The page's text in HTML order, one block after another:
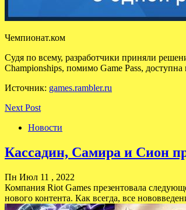
Чемпионат.ком
Судя по всему, разработчики приняли
Championships, помимо Game Pass,
Источник: games.rambler.ru
Next Post
Новости
Кассадин, Самира и Сион
Пн Июл 11 , 2022
Компания Riot Games презентовала
нового контента. Как всегда, все